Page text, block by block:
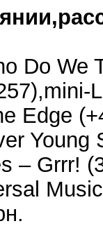
Do We
Edge
Young
‎– Grrr!